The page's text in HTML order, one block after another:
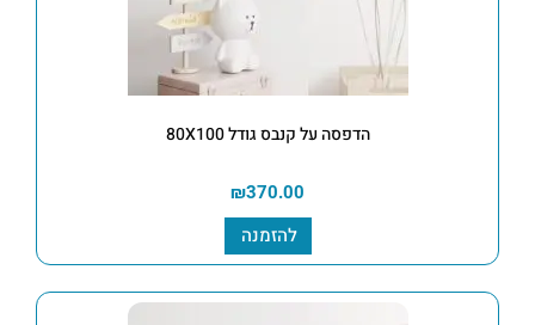
הדפסה על קנבס גודל 80X100
₪370.00
להזמנה